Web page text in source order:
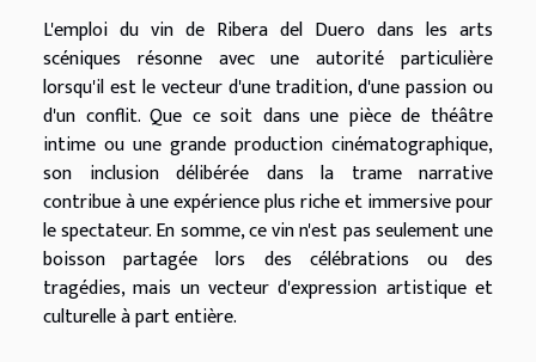
L'emploi du vin de Ribera del Duero dans les arts
scéniques résonne avec une autorité particulière
lorsqu'il est le vecteur d'une tradition, d'une passion ou
d'un conflit. Que ce soit dans une pièce de théâtre
intime ou une grande production cinématographique,
son inclusion délibérée dans la trame narrative
contribue à une expérience plus riche et immersive pour
le spectateur. En somme, ce vin n'est pas seulement une
boisson partagée lors des célébrations ou des
tragédies, mais un vecteur d'expression artistique et
culturelle à part entière.